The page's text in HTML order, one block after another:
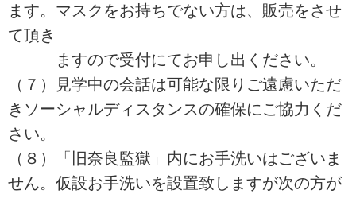
ます。マスクをお持ちでない方は、販売をさせ
て頂き
ますので受付にてお申し出ください。
（７）見学中の会話は可能な限りご遠慮いただ
きソーシャルディスタンスの確保にご協力くだ
さい。
（８）「旧奈良監獄」内にお手洗いはございま
せん。仮設お手洗いを設置致しますが次の方が